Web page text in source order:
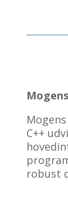
C++
robust